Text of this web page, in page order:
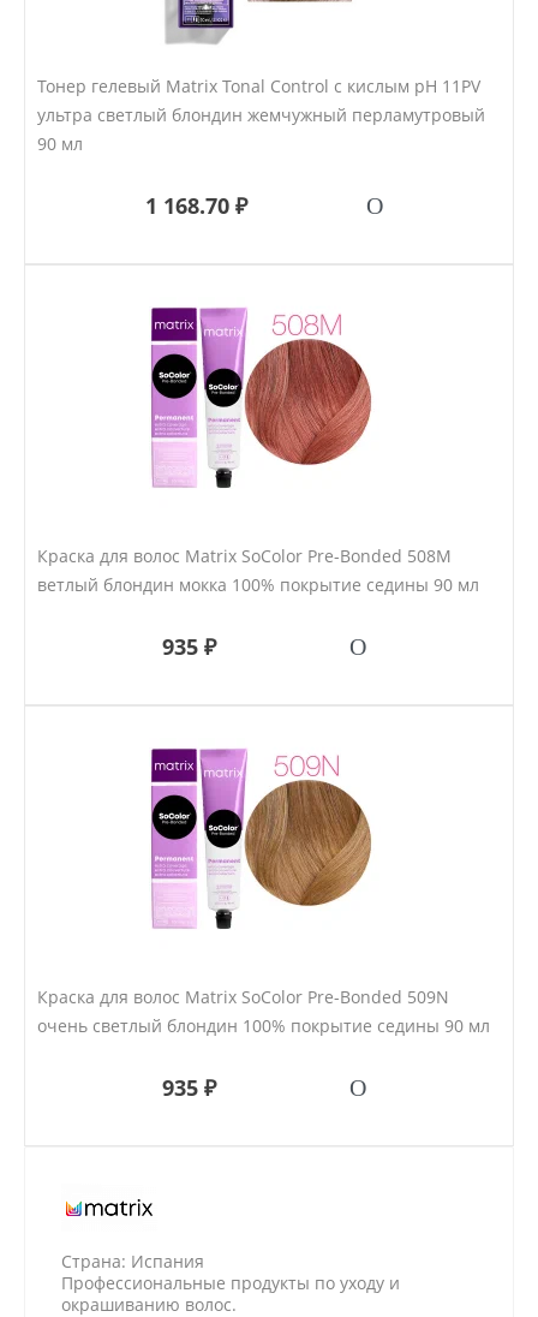
Тонер гелевый Matrix Tonal Control с кислым pH 11PV
ультра светлый блондин жемчужный перламутровый
90 мл
1 168.70 ₽
Краска для волос Matrix SoColor Pre-Bonded 508M
ветлый блондин мокка 100% покрытие седины 90 мл
935 ₽
Краска для волос Matrix SoColor Pre-Bonded 509N
очень светлый блондин 100% покрытие седины 90 мл
935 ₽
Страна: Испания
Профессиональные продукты по уходу и
окрашиванию волос.